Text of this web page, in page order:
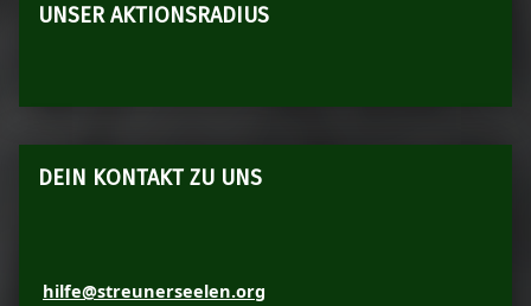
UNSER AKTIONSRADIUS
DEIN KONTAKT ZU UNS
hilfe@streunerseelen.org